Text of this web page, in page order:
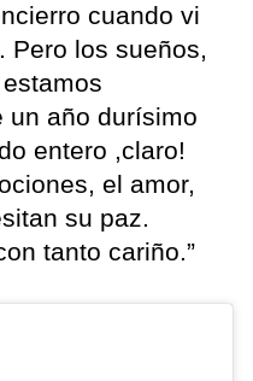
cuando vi
Pero los sueños,
un año durísimo
entero ,claro!
el amor,
su paz.
tanto cariño.”